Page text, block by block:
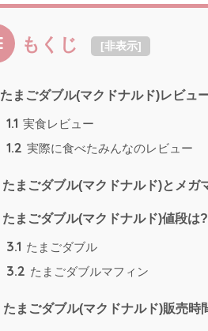
もくじ [非表示]
たまごダブル(マクドナルド)レビュ
1.1 実食レビュー
1.2 実際に食べたみんなのレビュー
たまごダブル(マクドナルド)とメガ
たまごダブル(マクドナルド)値段は?
3.1 たまごダブル
3.2 たまごダブルマフィン
たまごダブル(マクドナルド)販売時